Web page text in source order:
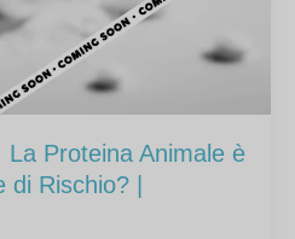
Proteina Animale è
Rischio? |